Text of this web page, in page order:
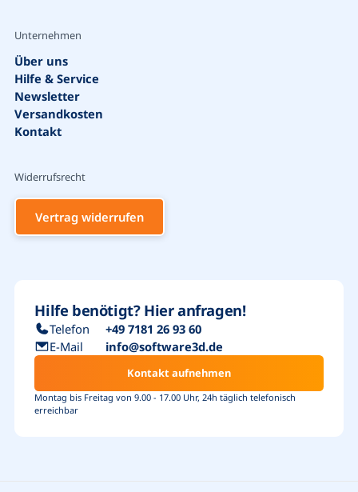
Unternehmen
Über uns
Hilfe & Service
Newsletter
Versandkosten
Kontakt
Widerrufsrecht
Vertrag widerrufen
Hilfe benötigt? Hier anfragen!
Telefon
+49 7181 26 93 60
E-Mail
info@software3d.de
Kontakt aufnehmen
Montag bis Freitag von 9.00 - 17.00 Uhr, 24h täglich telefonisch
erreichbar